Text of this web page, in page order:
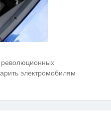
революционных
электромобилям
но
увиденного
вас